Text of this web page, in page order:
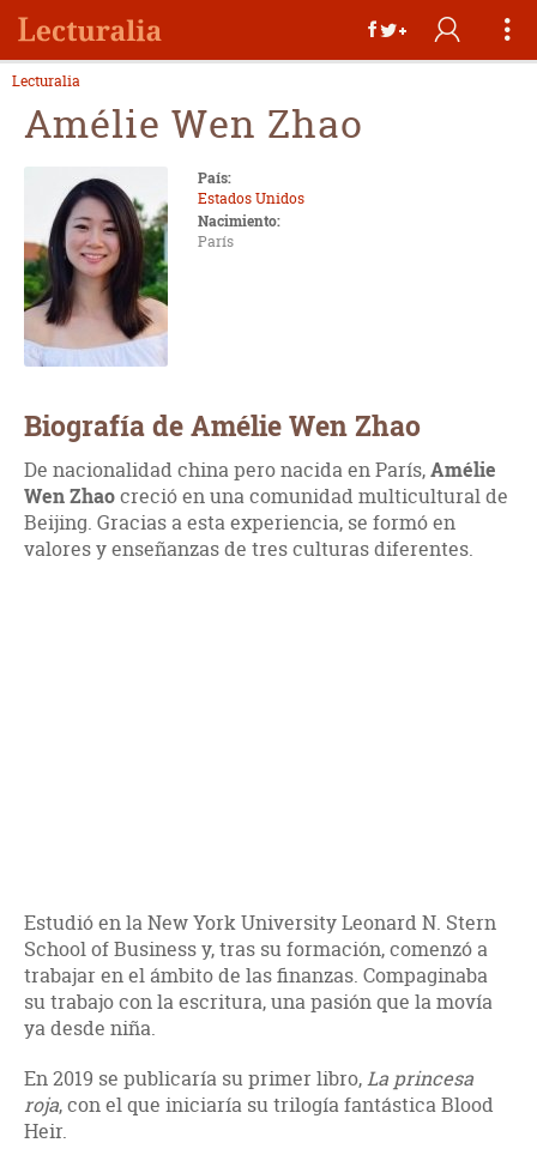
Lecturalia
Amélie Wen Zhao
País:
Estados Unidos
Nacimiento:
París
Biografía de Amélie Wen Zhao
De nacionalidad china pero nacida en París,Amélie
Wen Zhaocreció en una comunidad multicultural de
Beijing. Gracias a esta experiencia, se formó en
valores y enseñanzas de tres culturas diferentes.
Estudió en la New York University Leonard N. Stern
School of Business y, tras su formación, comenzó a
trabajar en el ámbito de las finanzas. Compaginaba
su trabajo con la escritura, una pasión que la movía
ya desde niña.
En 2019 se publicaría su primer libro,La princesa
roja, con el que iniciaría su trilogía fantástica Blood
Heir.